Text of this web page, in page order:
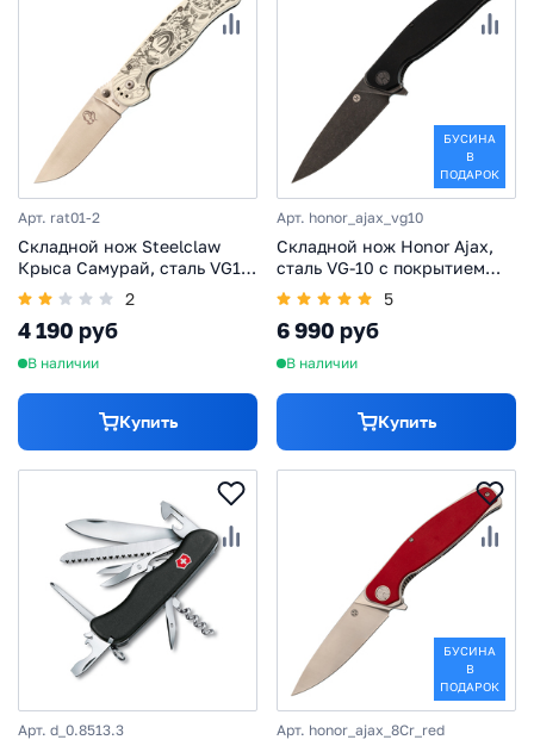
Арт. rat01-2
Складной нож Steelclaw
Крыса Самурай, сталь VG10,
рукоять G10, Limited Edition
2
4 190 руб
В наличии
Купить
БУСИНА
В
ПОДАРОК
Арт. honor_ajax_vg10
Складной нож Honor Ajax,
сталь VG-10 с покрытием
Black Stonewash, рукоять
G10, черный
5
6 990 руб
В наличии
Купить
Арт. d_0.8513.3
БУСИНА
В
ПОДАРОК
Арт. honor_ajax_8Cr_red